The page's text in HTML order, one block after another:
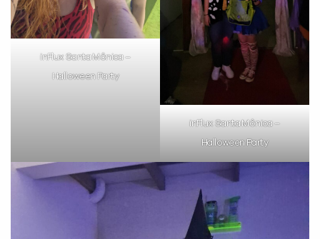
inFlux Santa Mônica –
Halloween Party
inFlux Santa Mônica –
Halloween Party